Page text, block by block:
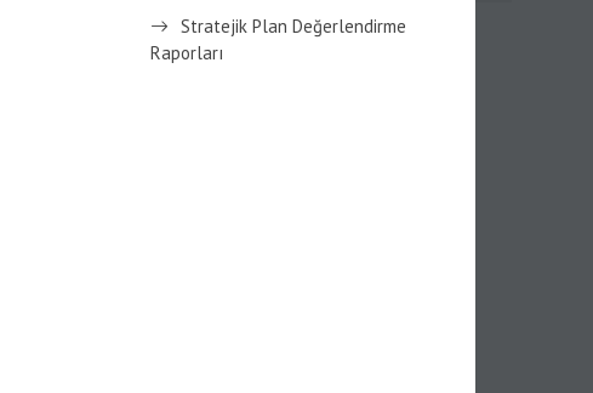
Stratejik Plan Değerlendirme
Raporları